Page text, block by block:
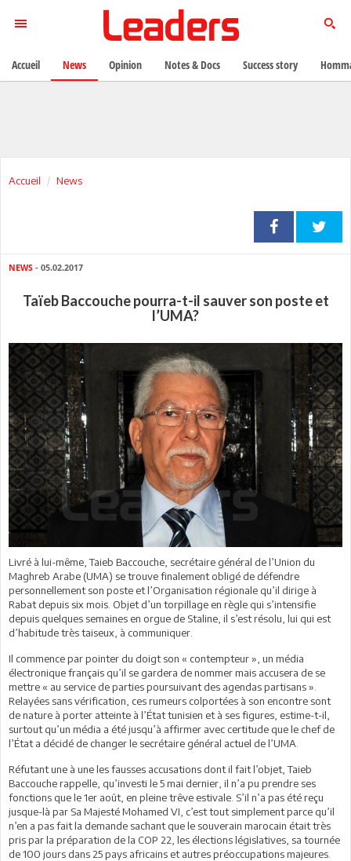
Accueil News
NEWS - 05.02.2017
Taïeb Baccouche pourra-t-il sauver son poste et
l’UMA?
Livré à lui-même, Taieb Baccouche, secrétaire général de l’Union du
Maghreb Arabe (UMA) se trouve finalement obligé de défendre
personnellement son poste et l’Organisation régionale qu’il dirige à
Rabat depuis six mois. Objet d’un torpillage en règle qui s’intensifie
depuis quelques semaines en orgue de Staline, il s’est résolu, lui qui est
d’habitude très taiseux, à communiquer.
Il commence par pointer du doigt son « contempteur », un média
électronique français qu’il se gardera de nommer mais accusera de se
mettre « au service de parties poursuivant des agendas partisans ».
Relayées sans vérification, ces rumeurs colportées à son encontre sont
de nature à porter atteinte à l’État tunisien et à ses figures, estime-t-il,
surtout qu’un média a été jusqu’à affirmer avec certitude que le chef de
l’État a décidé de changer le secrétaire général actuel de l’UMA.
Réfutant une à une les fausses accusations dont il fait l’objet, Taieb
Baccouche rappelle, qu’investi le 5 mai dernier, il n’a pu prendre ses
fonctions que le 1er août, en pleine trêve estivale. S’il n’a pas été reçu
jusque-là par Sa Majesté Mohamed VI, c’est tout simplement parce qu’il
n’en a pas fait la demande sachant que le souverain marocain était très
pris par la préparation de la COP 22, les élections législatives, sa tournée
de 100 jours dans 25 pays africains et autres préoccupations majeures.
Accueil News Opinion Notes & Docs Success story